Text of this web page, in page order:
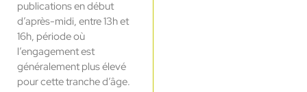
publications en début
d’après-midi, entre 13h et
16h, période où
l’engagement est
généralement plus élevé
pour cette tranche d’âge.